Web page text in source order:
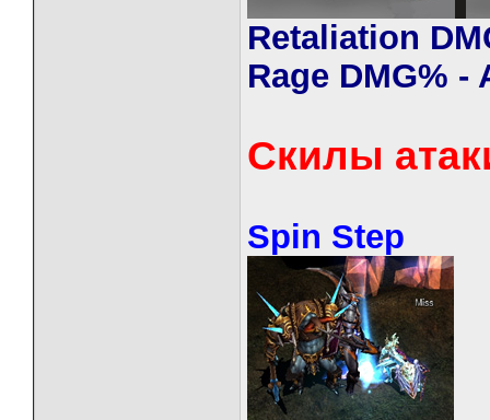
Retaliation
Rage DMG% -
Скилы
Spin Step